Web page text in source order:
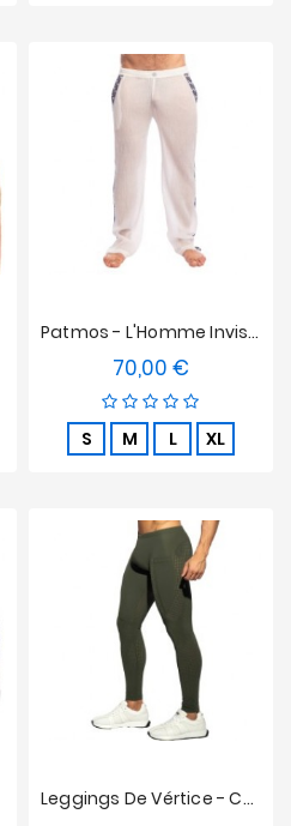
Patmos - L'Homme Invisible Bordado Pantalones
70,00 €
S M L XL
Leggings De Vértice - Caqui